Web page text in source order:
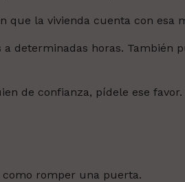
la vivienda cuenta con esa
determinadas horas. También
de confianza, pídele ese favor.
como romper una puerta.